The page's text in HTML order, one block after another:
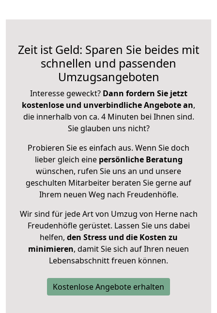
Zeit ist Geld: Sparen Sie beides mit
schnellen und passenden
Umzugsangeboten
Interesse geweckt? Dann fordern Sie jetzt
kostenlose und unverbindliche Angebote an,
die innerhalb von ca. 4 Minuten bei Ihnen sind.
Sie glauben uns nicht?
Probieren Sie es einfach aus. Wenn Sie doch
lieber gleich eine persönliche Beratung
wünschen, rufen Sie uns an und unsere
geschulten Mitarbeiter beraten Sie gerne auf
Ihrem neuen Weg nach Freudenhöfle.
Wir sind für jede Art von Umzug von Herne nach
Freudenhöfle gerüstet. Lassen Sie uns dabei
helfen, den Stress und die Kosten zu
minimieren, damit Sie sich auf Ihren neuen
Lebensabschnitt freuen können.
Kostenlose Angebote erhalten